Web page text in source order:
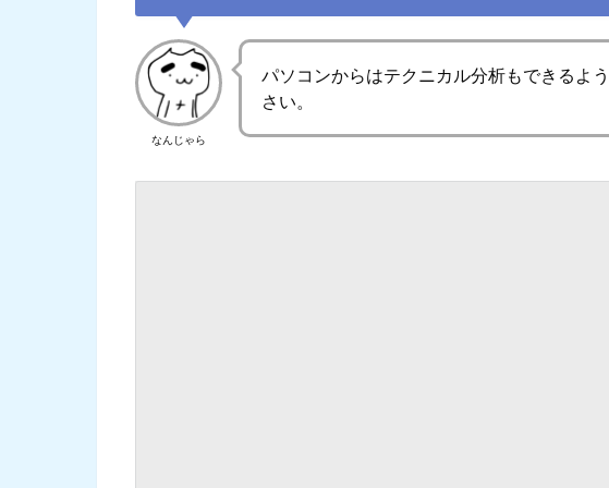
なんじゃら
パソコンからはテクニカル分析もできるよ
さい。